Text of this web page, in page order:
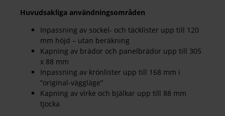
Huvudsakliga användningsområden
Inpassning av sockel- och täcklister upp till 120
mm höjd – utan beräkning
Kapning av brädor och panelbrädor upp till 305
x 88 mm
Inpassning av krönlister upp till 168 mm i
”original-väggläge”
Kapning av virke och bjälkar upp till 88 mm
tjocka